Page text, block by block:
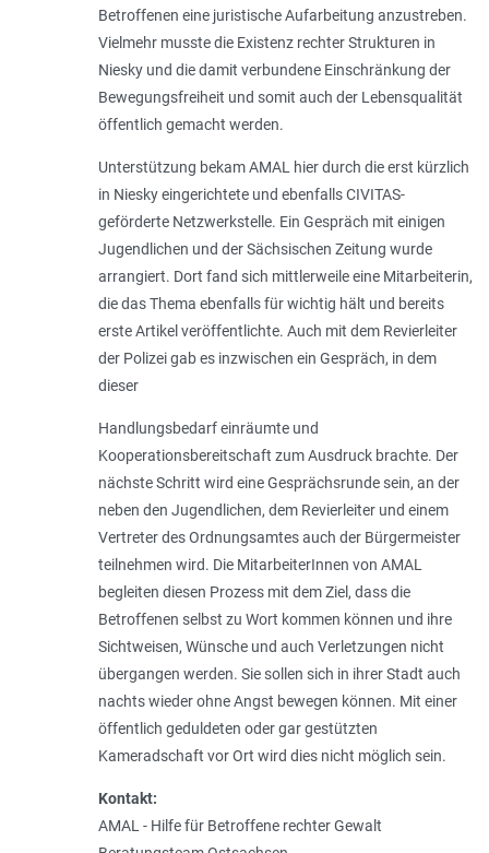
Betroffenen eine juristische Aufarbeitung anzustreben.
Vielmehr musste die Existenz rechter Strukturen in
Niesky und die damit verbundene Einschränkung der
Bewegungsfreiheit und somit auch der Lebensqualität
öffentlich gemacht werden.
Unterstützung bekam AMAL hier durch die erst kürzlich
in Niesky eingerichtete und ebenfalls CIVITAS-
geförderte Netzwerkstelle. Ein Gespräch mit einigen
Jugendlichen und der Sächsischen Zeitung wurde
arrangiert. Dort fand sich mittlerweile eine Mitarbeiterin,
die das Thema ebenfalls für wichtig hält und bereits
erste Artikel veröffentlichte. Auch mit dem Revierleiter
der Polizei gab es inzwischen ein Gespräch, in dem
dieser
Handlungsbedarf einräumte und
Kooperationsbereitschaft zum Ausdruck brachte. Der
nächste Schritt wird eine Gesprächsrunde sein, an der
neben den Jugendlichen, dem Revierleiter und einem
Vertreter des Ordnungsamtes auch der Bürgermeister
teilnehmen wird. Die MitarbeiterInnen von AMAL
begleiten diesen Prozess mit dem Ziel, dass die
Betroffenen selbst zu Wort kommen können und ihre
Sichtweisen, Wünsche und auch Verletzungen nicht
übergangen werden. Sie sollen sich in ihrer Stadt auch
nachts wieder ohne Angst bewegen können. Mit einer
öffentlich geduldeten oder gar gestützten
Kameradschaft vor Ort wird dies nicht möglich sein.
Kontakt:
AMAL - Hilfe für Betroffene rechter Gewalt